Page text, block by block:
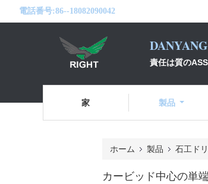
電話番号:86--18082090042
責任は質の
家 製品
ホーム 製品 石工ド
カービッド中心の単